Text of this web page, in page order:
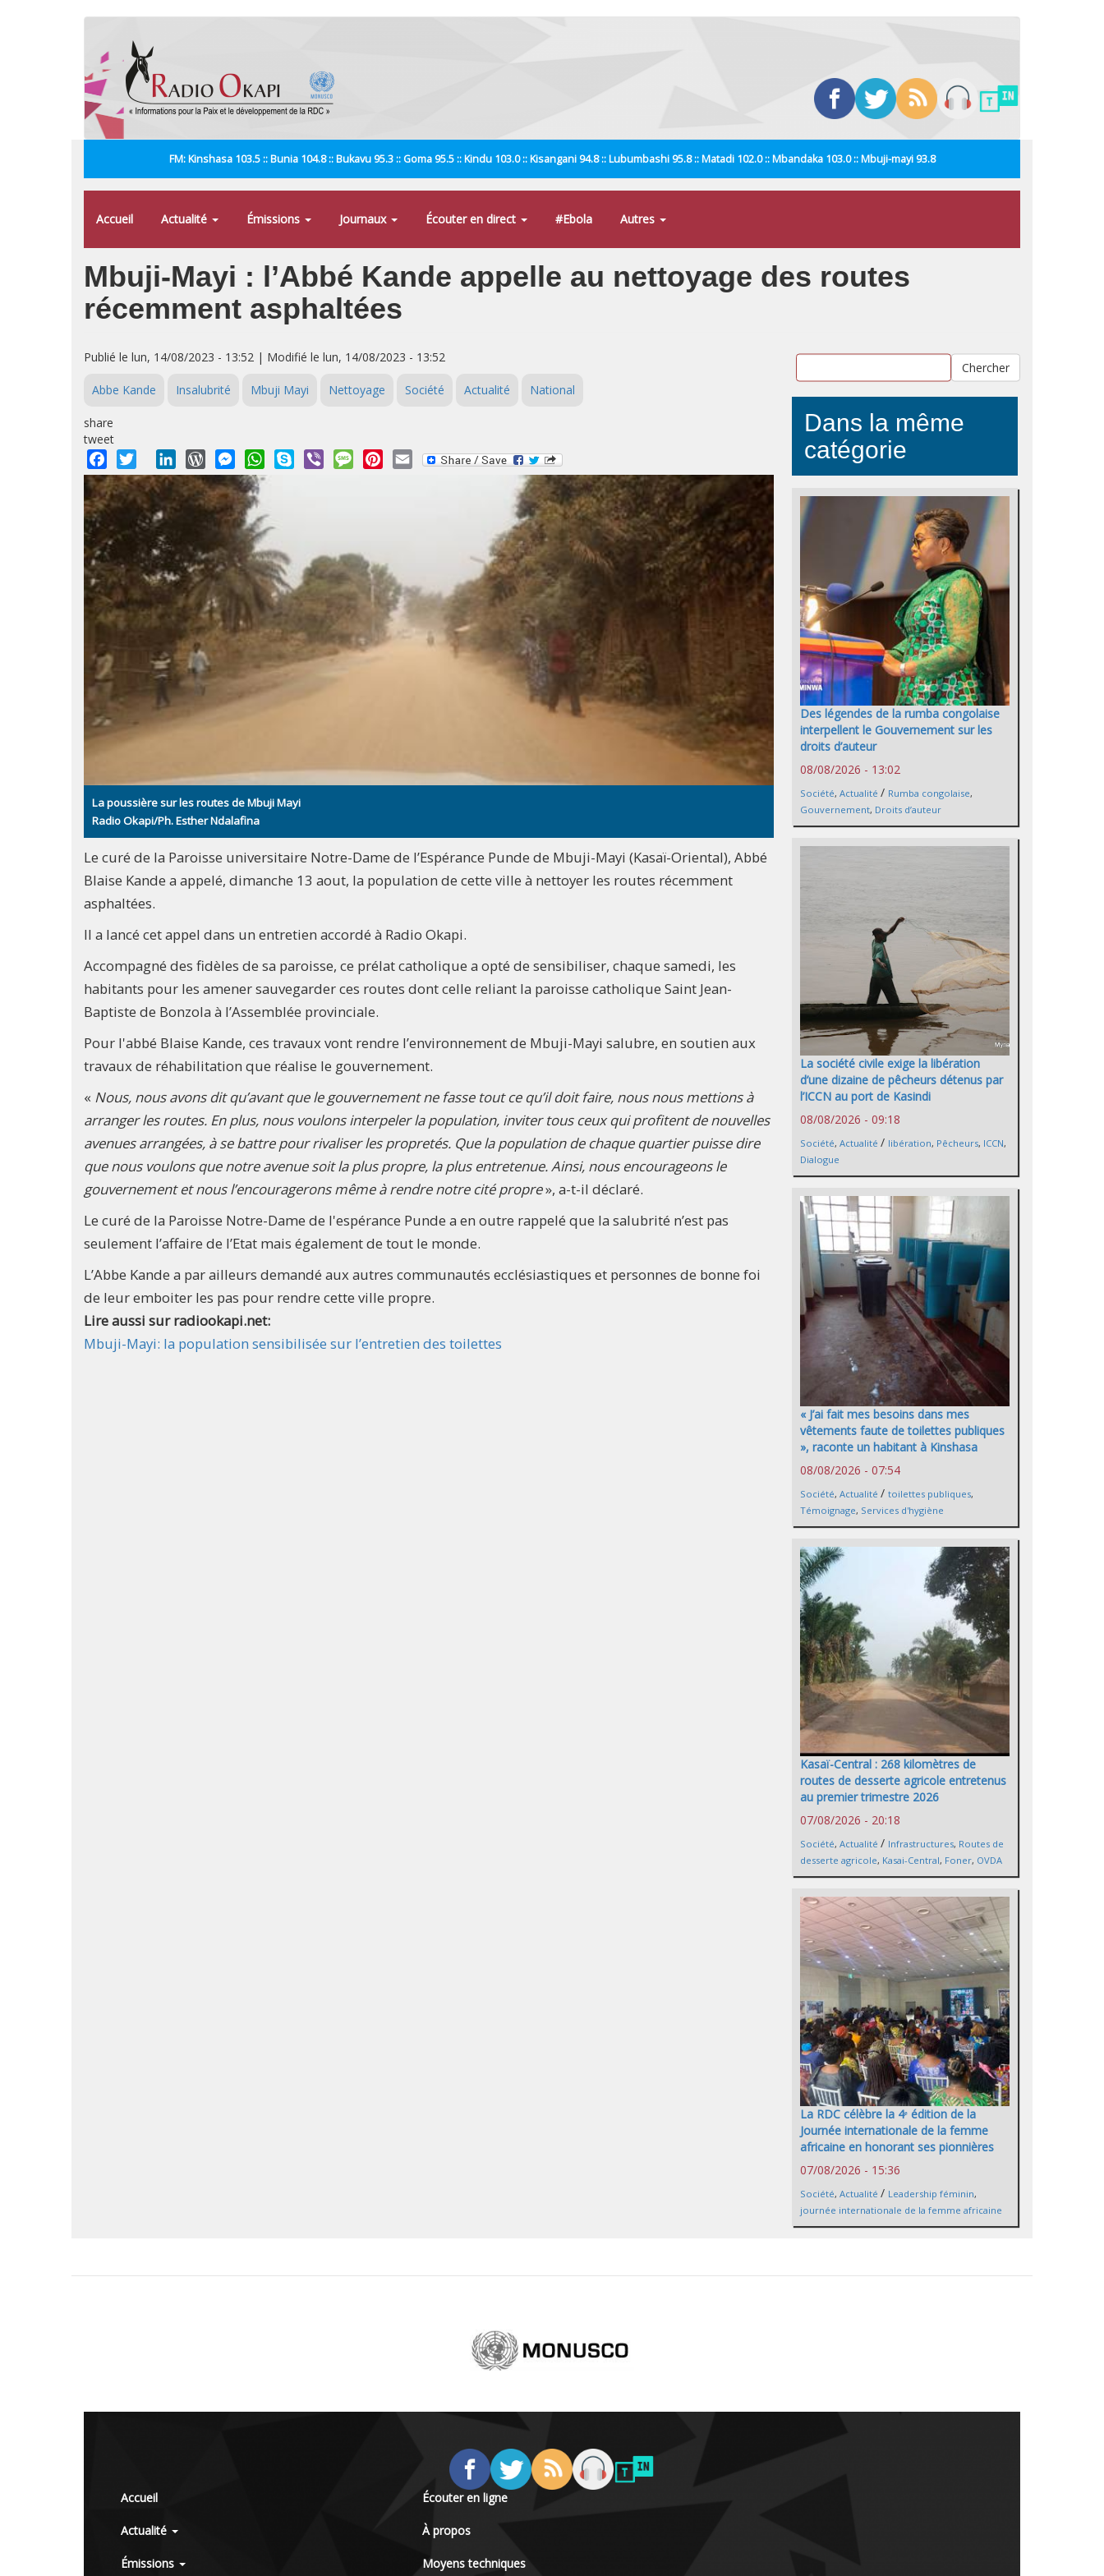
FM: Kinshasa 103.5 :: Bunia 104.8 :: Bukavu 95.3 :: Goma 95.5 :: Kindu 103.0 :: Kisangani 94.8 :: Lubumbashi 95.8 :: Matadi 102.0 :: Mbandaka 103.0 :: Mbuji-mayi 93.8
Accueil Actualité Émissions Journaux Écouter en direct #Ebola Autres
Mbuji-Mayi : l’Abbé Kande appelle au nettoyage des routes
récemment asphaltées
Publié le lun, 14/08/2023 - 13:52 | Modifié le lun, 14/08/2023 - 13:52
Abbe Kande Insalubrité Mbuji Mayi Nettoyage Société Actualité National
share
tweet
Facebook
Twitter LinkedInWordPressMessengerWhatsApp
Skype Viber MessagePinterest
Email
La poussière sur les routes de Mbuji Mayi
Radio Okapi/Ph. Esther Ndalafina
Le curé de la Paroisse universitaire Notre-Dame de l’Espérance Punde de Mbuji-Mayi (Kasaï-Oriental), Abbé
Blaise Kande a appelé, dimanche 13 aout, la population de cette ville à nettoyer les routes récemment
asphaltées.
Il a lancé cet appel dans un entretien accordé à Radio Okapi.
Accompagné des fidèles de sa paroisse, ce prélat catholique a opté de sensibiliser, chaque samedi, les
habitants pour les amener sauvegarder ces routes dont celle reliant la paroisse catholique Saint Jean-
Baptiste de Bonzola à l’Assemblée provinciale.
Pour l'abbé Blaise Kande, ces travaux vont rendre l’environnement de Mbuji-Mayi salubre, en soutien aux
travaux de réhabilitation que réalise le gouvernement.
« Nous, nous avons dit qu’avant que le gouvernement ne fasse tout ce qu’il doit faire, nous nous mettions à
arranger les routes. En plus, nous voulons interpeler la population, inviter tous ceux qui profitent de nouvelles
avenues arrangées, à se battre pour rivaliser les propretés. Que la population de chaque quartier puisse dire
que nous voulons que notre avenue soit la plus propre, la plus entretenue. Ainsi, nous encourageons le
gouvernement et nous l’encouragerons même à rendre notre cité propre», a-t-il déclaré.
Le curé de la Paroisse Notre-Dame de l'espérance Punde a en outre rappelé que la salubrité n’est pas
seulement l’affaire de l’Etat mais également de tout le monde.
L’Abbe Kande a par ailleurs demandé aux autres communautés ecclésiastiques et personnes de bonne foi
de leur emboiter les pas pour rendre cette ville propre.
Lire aussi sur radiookapi.net:
Mbuji-Mayi: la population sensibilisée sur l’entretien des toilettes
Chercher
Dans la même
catégorie
Des légendes de la rumba congolaise
interpellent le Gouvernement sur les
droits d’auteur
08/08/2026 - 13:02
Société, Actualité / Rumba congolaise,
Gouvernement, Droits d’auteur
La société civile exige la libération
d’une dizaine de pêcheurs détenus par
l’ICCN au port de Kasindi
08/08/2026 - 09:18
Société, Actualité / libération, Pêcheurs, ICCN,
Dialogue
« J’ai fait mes besoins dans mes
vêtements faute de toilettes publiques
», raconte un habitant à Kinshasa
08/08/2026 - 07:54
Société, Actualité / toilettes publiques,
Témoignage, Services d'hygiène
Kasaï-Central : 268 kilomètres de
routes de desserte agricole entretenus
au premier trimestre 2026
07/08/2026 - 20:18
Société, Actualité / Infrastructures, Routes de
desserte agricole, Kasai-Central, Foner, OVDA
La RDC célèbre la 4ᵉ édition de la
Journée internationale de la femme
africaine en honorant ses pionnières
07/08/2026 - 15:36
Société, Actualité / Leadership féminin,
journée internationale de la femme africaine
Accueil
Actualité
Émissions
Écouter en ligne
À propos
Moyens techniques